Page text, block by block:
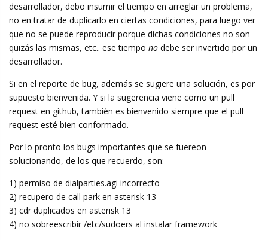
desarrollador, debo insumir el tiempo en arreglar un problema,
no en tratar de duplicarlo en ciertas condiciones, para luego ver
que no se puede reproducir porque dichas condiciones no son
quizás las mismas, etc.. ese tiempo no debe ser invertido por un
desarrollador.
Si en el reporte de bug, además se sugiere una solución, es por
supuesto bienvenida. Y si la sugerencia viene como un pull
request en github, también es bienvenido siempre que el pull
request esté bien conformado.
Por lo pronto los bugs importantes que se fuereon
solucionando, de los que recuerdo, son:
1) permiso de dialparties.agi incorrecto
2) recupero de call park en asterisk 13
3) cdr duplicados en asterisk 13
4) no sobreescribir /etc/sudoers al instalar framework